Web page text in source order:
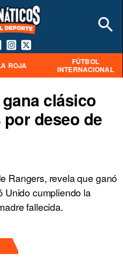
ROJA
FÚTBOL
INTERNACIONAL
clásico
deseo de
Rangers, revela que ganó
Unido cumpliendo la
fallecida.